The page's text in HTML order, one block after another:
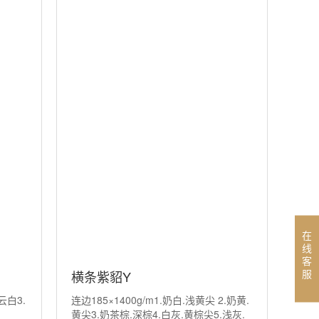
白3.
横条紫貂Y
连边185×1400g/m1.奶白.浅黄尖 2.奶黄.
黄尖3.奶茶棕.深棕4.白灰.黄棕尖5.浅灰.
在
线
客
服